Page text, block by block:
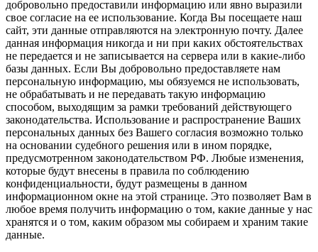
добровольно предоставили информацию или явно выразили
свое согласие на ее использование. Когда Вы посещаете наш
сайт, эти данные отправляются на электронную почту. Далее
данная информация никогда и ни при каких обстоятельствах
не передается и не записывается на сервера или в какие-либо
базы данных. Если Вы добровольно предоставляете нам
персональную информацию, мы обязуемся не использовать,
не обрабатывать и не передавать такую информацию
способом, выходящим за рамки требований действующего
законодательства. Использование и распространение Ваших
персональных данных без Вашего согласия возможно только
на основании судебного решения или в ином порядке,
предусмотренном законодательством РФ. Любые изменения,
которые будут внесены в правила по соблюдению
конфиденциальности, будут размещены в данном
информационном окне на этой странице. Это позволяет Вам в
любое время получить информацию о том, какие данные у нас
хранятся и о том, каким образом мы собираем и храним такие
данные.